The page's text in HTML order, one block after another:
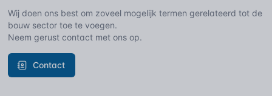
Wij doen ons best om zoveel mogelijk termen gerelateerd tot de
bouw sector toe te voegen.
Neem gerust contact met ons op.
Contact